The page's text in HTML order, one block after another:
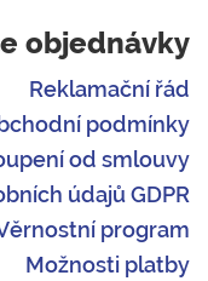
objednávky
Reklamační řád
podmínky
od smlouvy
údajů GDPR
program
Možnosti platby